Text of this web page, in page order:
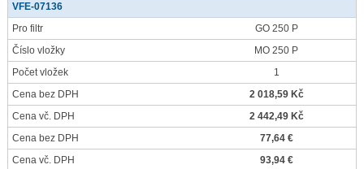
VFE-07136
Pro filtr
GO 250 P
Číslo vložky
MO 250 P
Počet vložek
1
Cena bez DPH
2 018,59 Kč
Cena vč. DPH
2 442,49 Kč
Cena bez DPH
77,64 €
Cena vč. DPH
93,94 €